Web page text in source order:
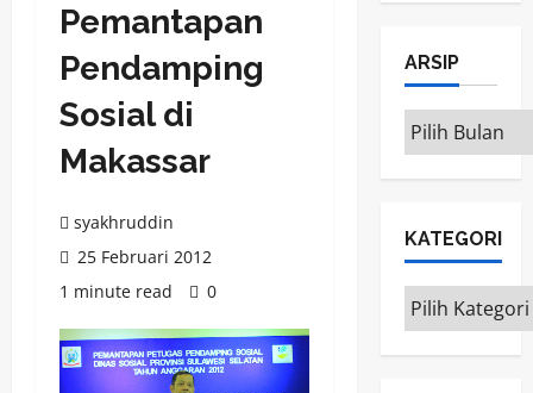
Pemantapan
Pendamping
Sosial di
Makassar
syakhruddin
25 Februari 2012
1 minute read
0
ARSIP
ARSIP
KATEGORI
Kategori